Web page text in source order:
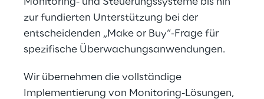
zur fundierten Unterstützung bei der
entscheidenden „Make or Buy“-Frage für
spezifische Überwachungsanwendungen.
Wir übernehmen die vollständige
Implementierung von Monitoring-Lösungen,